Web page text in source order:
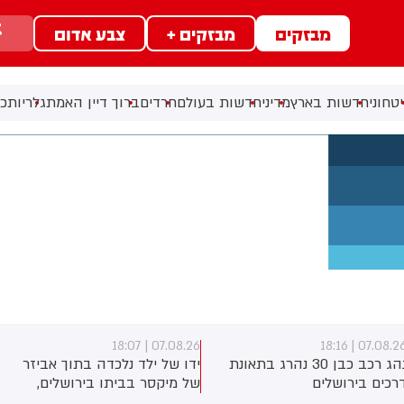
מבזקים מבזקים + צבע אדום
חדשות בארץמדיניחדשות בעולםחרדיםברוך דיין האמתגלריות
07.08.26 |
של ילד נלכדה בתוך אביזר
מיקסר בביתו בירושלים,
07.08.26 | 17:40
ראש השב"כ לשעבר רונן בר
השתתף היום בכנס לזכרו של